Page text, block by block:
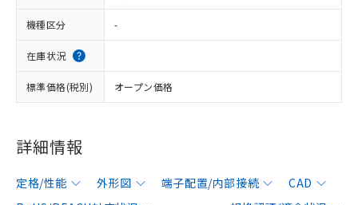
機種区分 -
在庫状況
標準価格(税別) オープン価格
詳細情報
定格/性能 外形図 端子配置/内部接続
CAD